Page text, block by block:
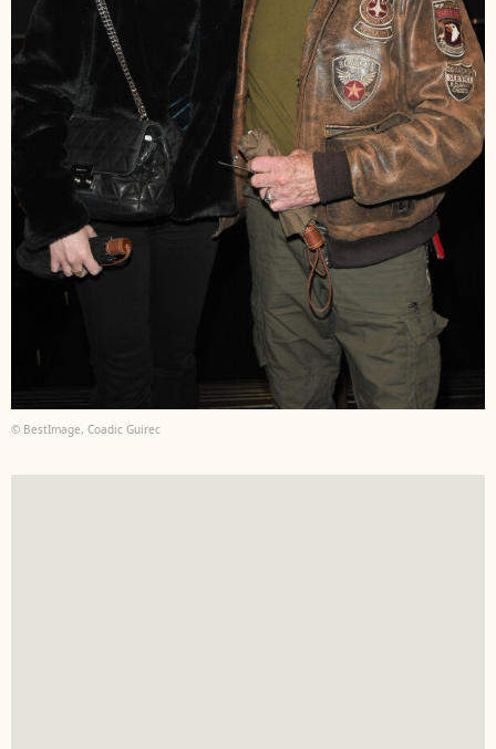
© BestImage, Coadic Guirec